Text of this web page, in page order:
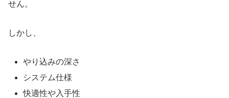
せん。
しかし、
やり込みの深さ
システム仕様
快適性や入手性